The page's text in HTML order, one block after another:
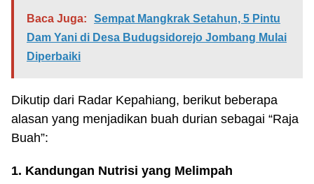
Baca Juga:
Sempat Mangkrak Setahun, 5 Pintu
Dam Yani di Desa Budugsidorejo Jombang Mulai
Diperbaiki
Dikutip dari Radar Kepahiang, berikut beberapa
alasan yang menjadikan buah durian sebagai “Raja
Buah”:
1. Kandungan Nutrisi yang Melimpah